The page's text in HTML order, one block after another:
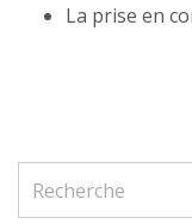
La prise en